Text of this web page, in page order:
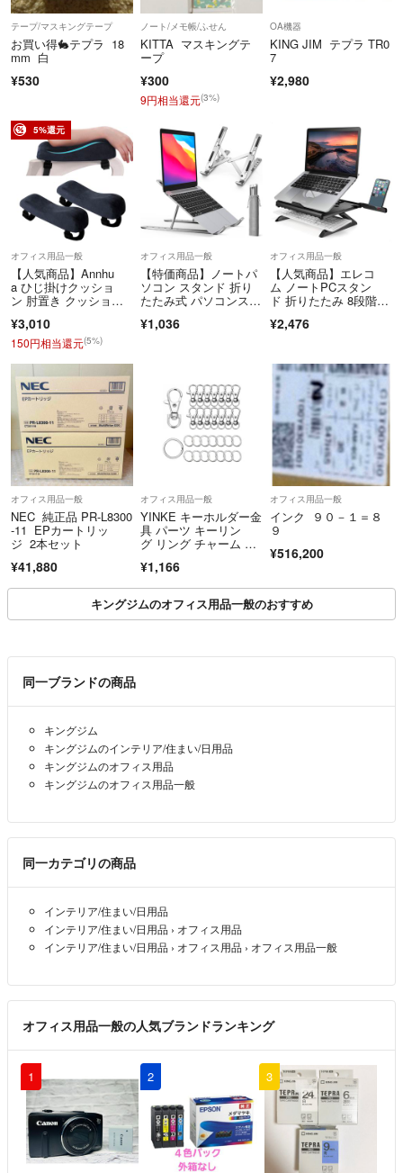
テープ/マスキングテープ
お買い得🐇テプラ 18
mm 白
¥530
ノート/メモ帳/ふせん
KITTA マスキングテ
ープ
¥300
9円相当還元(3%)
OA機器
KING JIM テプラ TR0
7
¥2,980
5%還元
オフィス用品一般
【人気商品】Annhu
a ひじ掛けクッショ
ン 肘置き クッショ
¥3,010
150円相当還元(5%)
オフィス用品一般
【特価商品】ノートパ
ソコン スタンド 折り
たたみ式 パソコンスタ
¥1,036
オフィス用品一般
【人気商品】エレコ
ム ノートPCスタン
ド 折りたたみ 8段階 9.
¥2,476
オフィス用品一般
NEC 純正品 PR-L8300
-11 EPカートリッ
ジ 2本セット
¥41,880
オフィス用品一般
YINKE キーホルダー金
具 パーツ キーリン
グ リング チャーム ナ
¥1,166
オフィス用品一般
インク ９０－１＝８
９
¥516,200
キングジムのオフィス用品一般のおすすめ
同一ブランドの商品
キングジム
キングジムのインテリア/住まい/日用品
キングジムのオフィス用品
キングジムのオフィス用品一般
同一カテゴリの商品
インテリア/住まい/日用品
インテリア/住まい/日用品 › オフィス用品
インテリア/住まい/日用品 › オフィス用品 › オフィス用品一般
オフィス用品一般の人気ブランドランキング
1 2 3